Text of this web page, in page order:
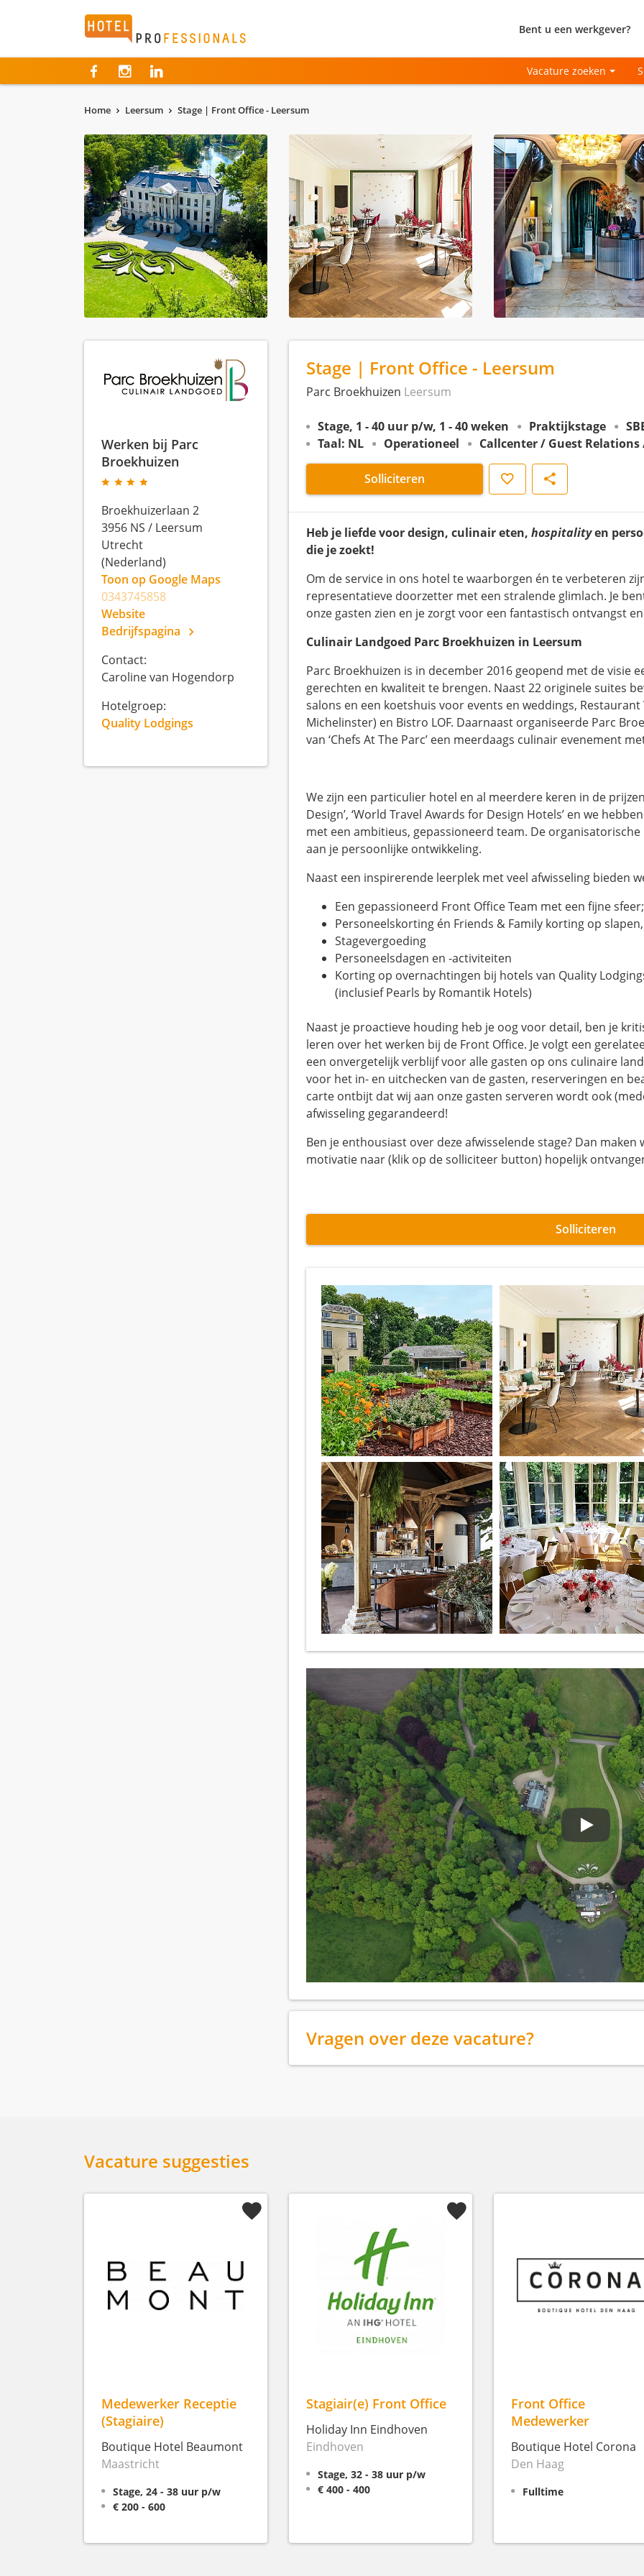
Hotelprofessionals Bent u een werkgever?
Vacature zoeken
Home Leersum Stage | Front Office - Leersum
Stage | Front Office - Leersum
Parc Broekhuizen Leersum
Stage, 1 - 40 uur p/w, 1 - 40 weken Praktijkstage
Taal: NL
Operationeel Callcenter / Guest Relations
Solliciteren Opslaan Delen
Heb je liefde voor design, culinair eten, hospitalityen
die je zoekt!
Om de service in ons hotel te waarborgen én te verbeteren
representatieve doorzetter met een stralende glimlach. Je
onze gasten zien en je zorgt voor een fantastisch ontvangst
Culinair Landgoed Parc Broekhuizen in Leersum
Parc Broekhuizen is in december 2016 geopend met de visie
gerechten en kwaliteit te brengen. Naast 22 originele suites
salons en een koetshuis voor events en weddings,
Michelinster) en Bistro LOF. Daarnaast organiseerde Parc
van ‘Chefs At The Parc’ een meerdaags culinair evenement
We zijn een particulier hotel en al meerdere keren in de
Design’, ‘World Travel Awards for Design Hotels’ en we
met een ambitieus, gepassioneerd team. De
aan je persoonlijke ontwikkeling.
Naast een inspirerende leerplek met veel afwisseling bieden
Een gepassioneerd Front Office Team met een fijne sfeer;
Personeelskorting én Friends & Family korting op
Stagevergoeding
Personeelsdagen en -activiteiten
Korting op overnachtingen bij hotels van Quality
(inclusief Pearls by Romantik Hotels)
Naast je proactieve houding heb je oog voor detail, ben je
leren over het werken bij de Front Office. Je volgt een
een onvergetelijk verblijf voor alle gasten op ons culinaire
voor het in- en uitchecken van de gasten, reserveringen en
carte ontbijt dat wij aan onze gasten serveren wordt ook
afwisseling gegarandeerd!
Ben je enthousiast over deze afwisselende stage? Dan
motivatie naar (klik op de solliciteer button) hopelijk
Solliciteren
Vragen over deze vacature?
Werken bij Parc
Broekhuizen
Broekhuizerlaan 2
3956 NS / Leersum
Utrecht
(Nederland)
Toon op Google Maps
0343745858
Website
Bedrijfspagina
Contact:
Caroline van Hogendorp
Hotelgroep:
Quality Lodgings
Vacature suggesties
Medewerker Receptie
(Stagiaire)
Boutique Hotel Beaumont
Maastricht
Stage, 24 - 38 uur p/w
€ 200 - 600
Stagiair(e) Front Office
Holiday Inn Eindhoven
Eindhoven
Stage, 32 - 38 uur p/w
€ 400 - 400
Front Office
Medewerker
Boutique Hotel Corona
Den Haag
Fulltime